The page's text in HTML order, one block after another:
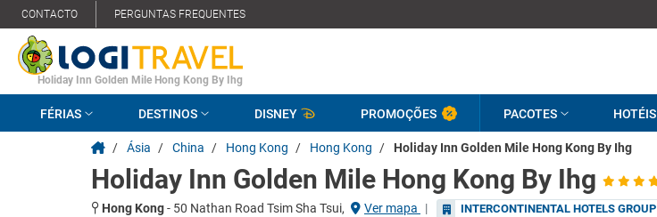
CONTACTO PERGUNTAS FREQUENTES
Holiday Inn Golden Mile Hong Kong By Ihg
FÉRIAS DESTINOS DISNEY PROMOÇÕES PACOTES HOTÉIS
/ Ásia / China / Hong Kong / Hong Kong / Holiday Inn Golden Mile Hong Kong By Ihg
Holiday Inn Golden Mile Hong Kong By Ihg
Hong Kong- 50 Nathan Road Tsim Sha Tsui, Ver mapa | INTERCONTINENTAL HOTELS GROUP